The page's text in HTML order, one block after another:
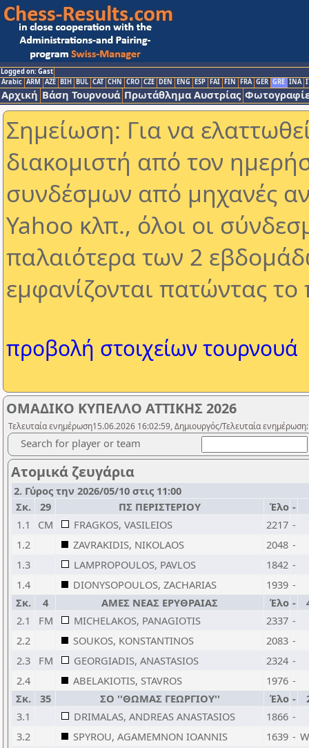
Logged on: Gast
Arabic ARM AZE BIH BUL CAT CHN CRO CZE DEN ENG ESP FAI FIN FRA GER GRE INA
Αρχική Βάση Τουρνουά Πρωτάθλημα Αυστρίας
Σημείωση: Για να
διακομιστή από τον
συνδέσμων από μηχανές
Yahoo κλπ., όλοι οι
παλαιότερα των 2
εμφανίζονται πατώντας
προβολή στοιχείων τουρνουά
ΟΜΑΔΙΚΟ ΚΥΠΕΛΛΟ ΑΤΤΙΚΗΣ 2026
Τελευταία ενημέρωση15.06.2026 16:02:59, Δημιουργός/Τελευταία
Search for player or team
Ατομικά ζευγάρια
2. Γύρος την 2026/05/10 στις 11:00
Σκ.
29 ΠΣ ΠΕΡΙΣΤΕΡΙΟΥ Έλο -
1.1
CM FRAGKOS, VASILEIOS 2217 -
1.2
ZAVRAKIDIS, NIKOLAOS 2048 -
1.3
LAMPROPOULOS, PAVLOS 1842 -
1.4
DIONYSOPOULOS, ZACHARIAS 1939 -
Σκ.
4 ΑΜΕΣ ΝΕΑΣ ΕΡΥΘΡΑΙΑΣ Έλο -
2.1
FM MICHELAKOS, PANAGIOTIS 2337 -
2.2
SOUKOS, KONSTANTINOS 2083 -
2.3
FM GEORGIADIS, ANASTASIOS 2324 -
2.4
ABELAKIOTIS, STAVROS 1976 -
Σκ.
35 ΣΟ ''ΘΩΜΑΣ ΓΕΩΡΓΙΟΥ'' Έλο -
3.1
DRIMALAS, ANDREAS ANASTASIOS 1866 -
3.2
SPYROU, AGAMEMNON IOANNIS 1639 -